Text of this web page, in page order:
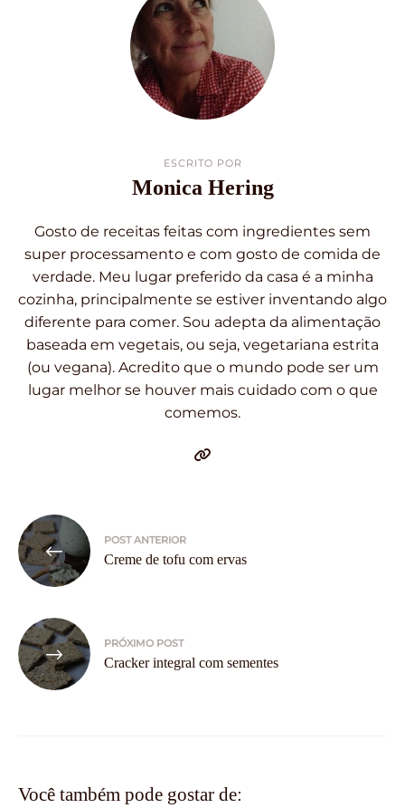
ESCRITO POR
Monica Hering
Gosto de receitas feitas com ingredientes sem
super processamento e com gosto de comida de
verdade. Meu lugar preferido da casa é a minha
cozinha, principalmente se estiver inventando algo
diferente para comer. Sou adepta da alimentação
baseada em vegetais, ou seja, vegetariana estrita
(ou vegana). Acredito que o mundo pode ser um
lugar melhor se houver mais cuidado com o que
comemos.
Navegação
de
Post
POST ANTERIOR
Creme de tofu com ervas
PRÓXIMO POST
Cracker integral com sementes
Você também pode gostar de: